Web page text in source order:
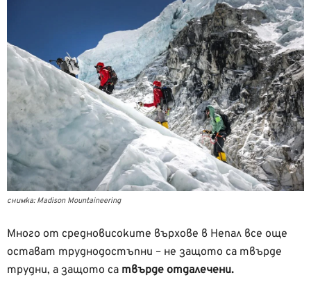
снимка: Madison Mountaineering
Много от средновисоките върхове в Непал все още
остават труднодостъпни – не защото са твърде
трудни, а защото са твърде отдалечени.